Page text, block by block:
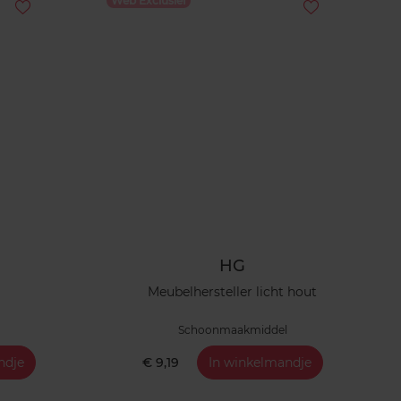
HG
Meubelhersteller licht hout
Schoonmaakmiddel
€ 9,19 In winkelmandje